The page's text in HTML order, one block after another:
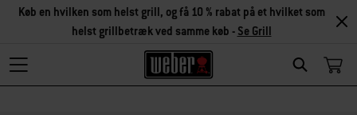
Search
Køb en hvilken som helst grill, og få 10 % rabat på et hvilket som
helst grillbetræk ved samme køb - Se Grill